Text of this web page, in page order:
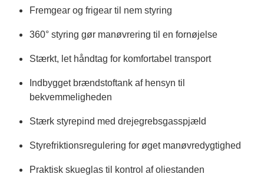
Fremgear og frigear til nem styring
360° styring gør manøvrering til en fornøjelse
Stærkt, let håndtag for komfortabel transport
Indbygget brændstoftank af hensyn til
bekvemmeligheden
Stærk styrepind med drejegrebsgasspjæld
Styrefriktionsregulering for øget manøvredygtighed
Praktisk skueglas til kontrol af oliestanden